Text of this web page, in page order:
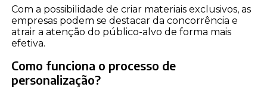
Com a possibilidade de criar materiais exclusivos, as
empresas podem se destacar da concorrência e
atrair a atenção do público-alvo de forma mais
efetiva.
Como funciona o processo de
personalização?